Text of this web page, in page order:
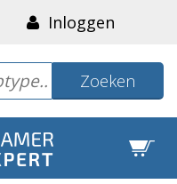
Inloggen
Zoeken